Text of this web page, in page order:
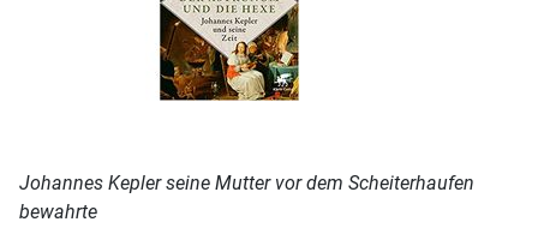
Johannes Kepler seine Mutter vor dem Scheiterhaufen
bewahrte